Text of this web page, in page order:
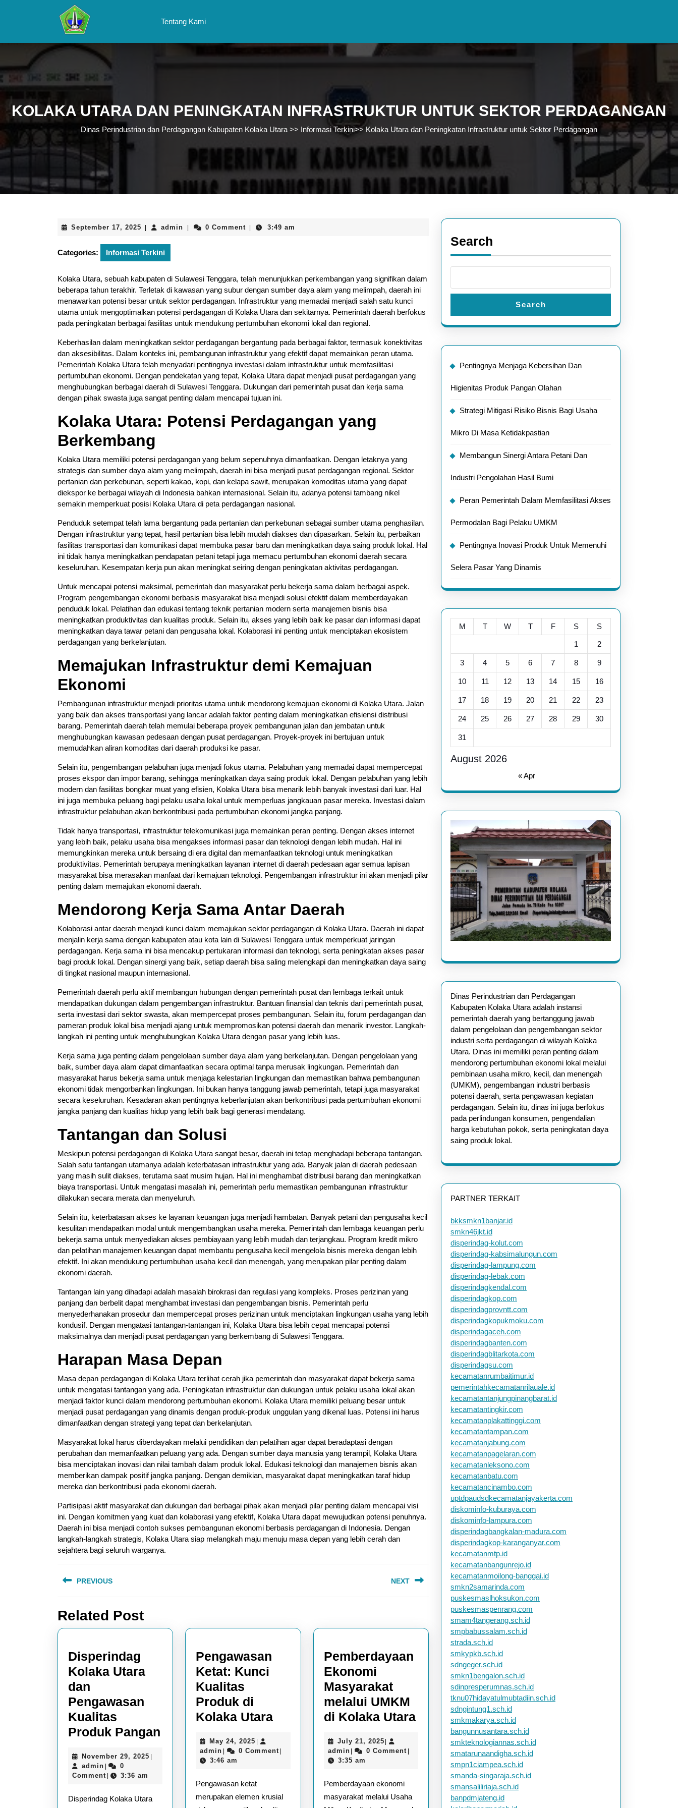
Tentang Kami
KOLAKA UTARA DAN PENINGKATAN INFRASTRUKTUR UNTUK SEKTOR PERDAGANGAN
Dinas Perindustrian dan Perdagangan Kabupaten Kolaka Utara >> Informasi Terkini>> Kolaka Utara dan Peningkatan Infrastruktur untuk Sektor Perdagangan
September 17, 2025 September
2025
admin admin 0 Comment 3:49 am
Categories: Informasi Terkini
Kolaka Utara, sebuah kabupaten di Sulawesi Tenggara, telah menunjukkan perkembangan yang signifikan dalam
beberapa tahun terakhir. Terletak di kawasan yang subur dengan sumber daya alam yang melimpah, daerah ini
menawarkan potensi besar untuk sektor perdagangan. Infrastruktur yang memadai menjadi salah satu kunci
utama untuk mengoptimalkan potensi perdagangan di Kolaka Utara dan sekitarnya. Pemerintah daerah berfokus
pada peningkatan berbagai fasilitas untuk mendukung pertumbuhan ekonomi lokal dan regional.
Keberhasilan dalam meningkatkan sektor perdagangan bergantung pada berbagai faktor, termasuk konektivitas
dan aksesibilitas. Dalam konteks ini, pembangunan infrastruktur yang efektif dapat memainkan peran utama.
Pemerintah Kolaka Utara telah menyadari pentingnya investasi dalam infrastruktur untuk memfasilitasi
pertumbuhan ekonomi. Dengan pendekatan yang tepat, Kolaka Utara dapat menjadi pusat perdagangan yang
menghubungkan berbagai daerah di Sulawesi Tenggara. Dukungan dari pemerintah pusat dan kerja sama
dengan pihak swasta juga sangat penting dalam mencapai tujuan ini.
Kolaka Utara: Potensi Perdagangan yang
Berkembang
Kolaka Utara memiliki potensi perdagangan yang belum sepenuhnya dimanfaatkan. Dengan letaknya yang
strategis dan sumber daya alam yang melimpah, daerah ini bisa menjadi pusat perdagangan regional. Sektor
pertanian dan perkebunan, seperti kakao, kopi, dan kelapa sawit, merupakan komoditas utama yang dapat
diekspor ke berbagai wilayah di Indonesia bahkan internasional. Selain itu, adanya potensi tambang nikel
semakin memperkuat posisi Kolaka Utara di peta perdagangan nasional.
Penduduk setempat telah lama bergantung pada pertanian dan perkebunan sebagai sumber utama penghasilan.
Dengan infrastruktur yang tepat, hasil pertanian bisa lebih mudah diakses dan dipasarkan. Selain itu, perbaikan
fasilitas transportasi dan komunikasi dapat membuka pasar baru dan meningkatkan daya saing produk lokal. Hal
ini tidak hanya meningkatkan pendapatan petani tetapi juga memacu pertumbuhan ekonomi daerah secara
keseluruhan. Kesempatan kerja pun akan meningkat seiring dengan peningkatan aktivitas perdagangan.
Untuk mencapai potensi maksimal, pemerintah dan masyarakat perlu bekerja sama dalam berbagai aspek.
Program pengembangan ekonomi berbasis masyarakat bisa menjadi solusi efektif dalam memberdayakan
penduduk lokal. Pelatihan dan edukasi tentang teknik pertanian modern serta manajemen bisnis bisa
meningkatkan produktivitas dan kualitas produk. Selain itu, akses yang lebih baik ke pasar dan informasi dapat
meningkatkan daya tawar petani dan pengusaha lokal. Kolaborasi ini penting untuk menciptakan ekosistem
perdagangan yang berkelanjutan.
Memajukan Infrastruktur demi Kemajuan
Ekonomi
Pembangunan infrastruktur menjadi prioritas utama untuk mendorong kemajuan ekonomi di Kolaka Utara. Jalan
yang baik dan akses transportasi yang lancar adalah faktor penting dalam meningkatkan efisiensi distribusi
barang. Pemerintah daerah telah memulai beberapa proyek pembangunan jalan dan jembatan untuk
menghubungkan kawasan pedesaan dengan pusat perdagangan. Proyek-proyek ini bertujuan untuk
memudahkan aliran komoditas dari daerah produksi ke pasar.
Selain itu, pengembangan pelabuhan juga menjadi fokus utama. Pelabuhan yang memadai dapat mempercepat
proses ekspor dan impor barang, sehingga meningkatkan daya saing produk lokal. Dengan pelabuhan yang lebih
modern dan fasilitas bongkar muat yang efisien, Kolaka Utara bisa menarik lebih banyak investasi dari luar. Hal
ini juga membuka peluang bagi pelaku usaha lokal untuk memperluas jangkauan pasar mereka. Investasi dalam
infrastruktur pelabuhan akan berkontribusi pada pertumbuhan ekonomi jangka panjang.
Tidak hanya transportasi, infrastruktur telekomunikasi juga memainkan peran penting. Dengan akses internet
yang lebih baik, pelaku usaha bisa mengakses informasi pasar dan teknologi dengan lebih mudah. Hal ini
memungkinkan mereka untuk bersaing di era digital dan memanfaatkan teknologi untuk meningkatkan
produktivitas. Pemerintah berupaya meningkatkan layanan internet di daerah pedesaan agar semua lapisan
masyarakat bisa merasakan manfaat dari kemajuan teknologi. Pengembangan infrastruktur ini akan menjadi pilar
penting dalam memajukan ekonomi daerah.
Mendorong Kerja Sama Antar Daerah
Kolaborasi antar daerah menjadi kunci dalam memajukan sektor perdagangan di Kolaka Utara. Daerah ini dapat
menjalin kerja sama dengan kabupaten atau kota lain di Sulawesi Tenggara untuk memperkuat jaringan
perdagangan. Kerja sama ini bisa mencakup pertukaran informasi dan teknologi, serta peningkatan akses pasar
bagi produk lokal. Dengan sinergi yang baik, setiap daerah bisa saling melengkapi dan meningkatkan daya saing
di tingkat nasional maupun internasional.
Pemerintah daerah perlu aktif membangun hubungan dengan pemerintah pusat dan lembaga terkait untuk
mendapatkan dukungan dalam pengembangan infrastruktur. Bantuan finansial dan teknis dari pemerintah pusat,
serta investasi dari sektor swasta, akan mempercepat proses pembangunan. Selain itu, forum perdagangan dan
pameran produk lokal bisa menjadi ajang untuk mempromosikan potensi daerah dan menarik investor. Langkah-
langkah ini penting untuk menghubungkan Kolaka Utara dengan pasar yang lebih luas.
Kerja sama juga penting dalam pengelolaan sumber daya alam yang berkelanjutan. Dengan pengelolaan yang
baik, sumber daya alam dapat dimanfaatkan secara optimal tanpa merusak lingkungan. Pemerintah dan
masyarakat harus bekerja sama untuk menjaga kelestarian lingkungan dan memastikan bahwa pembangunan
ekonomi tidak mengorbankan lingkungan. Ini bukan hanya tanggung jawab pemerintah, tetapi juga masyarakat
secara keseluruhan. Kesadaran akan pentingnya keberlanjutan akan berkontribusi pada pertumbuhan ekonomi
jangka panjang dan kualitas hidup yang lebih baik bagi generasi mendatang.
Tantangan dan Solusi
Meskipun potensi perdagangan di Kolaka Utara sangat besar, daerah ini tetap menghadapi beberapa tantangan.
Salah satu tantangan utamanya adalah keterbatasan infrastruktur yang ada. Banyak jalan di daerah pedesaan
yang masih sulit diakses, terutama saat musim hujan. Hal ini menghambat distribusi barang dan meningkatkan
biaya transportasi. Untuk mengatasi masalah ini, pemerintah perlu memastikan pembangunan infrastruktur
dilakukan secara merata dan menyeluruh.
Selain itu, keterbatasan akses ke layanan keuangan juga menjadi hambatan. Banyak petani dan pengusaha kecil
kesulitan mendapatkan modal untuk mengembangkan usaha mereka. Pemerintah dan lembaga keuangan perlu
bekerja sama untuk menyediakan akses pembiayaan yang lebih mudah dan terjangkau. Program kredit mikro
dan pelatihan manajemen keuangan dapat membantu pengusaha kecil mengelola bisnis mereka dengan lebih
efektif. Ini akan mendukung pertumbuhan usaha kecil dan menengah, yang merupakan pilar penting dalam
ekonomi daerah.
Tantangan lain yang dihadapi adalah masalah birokrasi dan regulasi yang kompleks. Proses perizinan yang
panjang dan berbelit dapat menghambat investasi dan pengembangan bisnis. Pemerintah perlu
menyederhanakan prosedur dan mempercepat proses perizinan untuk menciptakan lingkungan usaha yang lebih
kondusif. Dengan mengatasi tantangan-tantangan ini, Kolaka Utara bisa lebih cepat mencapai potensi
maksimalnya dan menjadi pusat perdagangan yang berkembang di Sulawesi Tenggara.
Harapan Masa Depan
Masa depan perdagangan di Kolaka Utara terlihat cerah jika pemerintah dan masyarakat dapat bekerja sama
untuk mengatasi tantangan yang ada. Peningkatan infrastruktur dan dukungan untuk pelaku usaha lokal akan
menjadi faktor kunci dalam mendorong pertumbuhan ekonomi. Kolaka Utara memiliki peluang besar untuk
menjadi pusat perdagangan yang dinamis dengan produk-produk unggulan yang dikenal luas. Potensi ini harus
dimanfaatkan dengan strategi yang tepat dan berkelanjutan.
Masyarakat lokal harus diberdayakan melalui pendidikan dan pelatihan agar dapat beradaptasi dengan
perubahan dan memanfaatkan peluang yang ada. Dengan sumber daya manusia yang terampil, Kolaka Utara
bisa menciptakan inovasi dan nilai tambah dalam produk lokal. Edukasi teknologi dan manajemen bisnis akan
memberikan dampak positif jangka panjang. Dengan demikian, masyarakat dapat meningkatkan taraf hidup
mereka dan berkontribusi pada ekonomi daerah.
Partisipasi aktif masyarakat dan dukungan dari berbagai pihak akan menjadi pilar penting dalam mencapai visi
ini. Dengan komitmen yang kuat dan kolaborasi yang efektif, Kolaka Utara dapat mewujudkan potensi penuhnya.
Daerah ini bisa menjadi contoh sukses pembangunan ekonomi berbasis perdagangan di Indonesia. Dengan
langkah-langkah strategis, Kolaka Utara siap melangkah maju menuju masa depan yang lebih cerah dan
sejahtera bagi seluruh warganya.
PostPREVIOUS
post:
NEXT
Related Post
Disperindag
Kolaka Utara
dan
Pengawasan
Kualitas
Produk Pangan
Kolaka
Pengawasan
November 29, 2025 November
|
admin admin
|
0
Comment | 3:36 am
Disperindag Kolaka Utara
Pengawasan
Ketat: Kunci
Kualitas
Produk di
Kolaka UtaraPengawasan
Kunci
di
May 24, 2025 May
24,
|
admin admin
| 0 Comment |
3:46 am
Pengawasan ketat
merupakan elemen krusial
Pemberdayaan
Ekonomi
Masyarakat
melalui UMKM
di Kolaka UtaraPemberdayaan
Ekonomi
Masyarakat
melalui
UMKM
July 21, 2025July
21,
|
adminadmin
| 0 Comment |
3:35 am
Pemberdayaan ekonomi
masyarakat melalui Usaha
Search
Search
Pentingnya Menjaga Kebersihan Dan
Higienitas Produk Pangan Olahan
Strategi Mitigasi Risiko Bisnis Bagi Usaha
Mikro Di Masa Ketidakpastian
Membangun Sinergi Antara Petani Dan
Industri Pengolahan Hasil Bumi
Peran Pemerintah Dalam Memfasilitasi Akses
Permodalan Bagi Pelaku UMKM
Pentingnya Inovasi Produk Untuk Memenuhi
Selera Pasar Yang Dinamis
August 2026
M T W T F S S
1 2
3 4 5 6 7 8 9
10 11 12 13 14 15 16
17 18 19 20 21 22 23
24 25 26 27 28 29 30
31
« Apr
Dinas Perindustrian dan Perdagangan
Kabupaten Kolaka Utara adalah instansi
pemerintah daerah yang bertanggung jawab
dalam pengelolaan dan pengembangan sektor
industri serta perdagangan di wilayah Kolaka
Utara. Dinas ini memiliki peran penting dalam
mendorong pertumbuhan ekonomi lokal melalui
pembinaan usaha mikro, kecil, dan menengah
(UMKM), pengembangan industri berbasis
potensi daerah, serta pengawasan kegiatan
perdagangan. Selain itu, dinas ini juga berfokus
pada perlindungan konsumen, pengendalian
harga kebutuhan pokok, serta peningkatan daya
saing produk lokal.
PARTNER TERKAIT
bkksmkn1banjar.id
smkn46jkt.id
disperindag-kolut.com
disperindag-kabsimalungun.com
disperindag-lampung.com
disperindag-lebak.com
disperindagkendal.com
disperindagkop.com
disperindagprovntt.com
disperindagkopukmoku.com
disperindagaceh.com
disperindagbanten.com
disperindagblitarkota.com
disperindagsu.com
kecamatanrumbaitimur.id
pemerintahkecamatanrilauale.id
kecamatantanjungpinangbarat.id
kecamatantingkir.com
kecamatanplakattinggi.com
kecamatantampan.com
kecamatanjabung.com
kecamatanpagelaran.com
kecamatanleksono.com
kecamatanbatu.com
kecamatancinambo.com
uptdpaudsdkecamatanjayakerta.com
diskominfo-kuburaya.com
diskominfo-lampura.com
disperindagbangkalan-madura.com
disperindagkop-karanganyar.com
kecamatanmtp.id
kecamatanbangunrejo.id
kecamatanmoilong-banggai.id
smkn2samarinda.com
puskesmaslhoksukon.com
puskesmaspenrang.com
smam4tangerang.sch.id
smpbabussalam.sch.id
strada.sch.id
smkypkb.sch.id
sdngeger.sch.id
smkn1bengalon.sch.id
sdinpresperumnas.sch.id
tknu07hidayatulmubtadiin.sch.id
sdngintung1.sch.id
smkmakarya.sch.id
bangunnusantara.sch.id
smkteknologiannas.sch.id
smatarunaandigha.sch.id
smpn1ciampea.sch.id
smanda-singaraja.sch.id
smansaliliriaja.sch.id
banpdmjateng.id